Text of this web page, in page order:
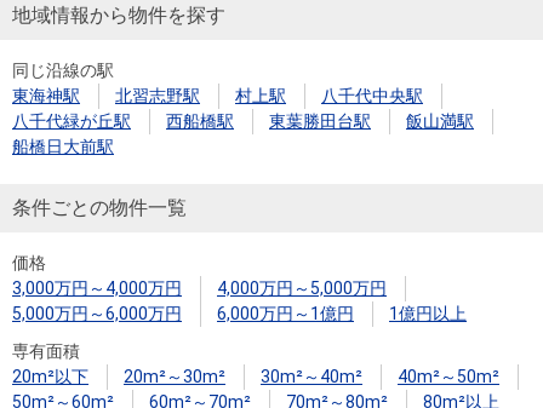
地域情報から物件を探す
同じ沿線の駅
東海神駅
北習志野駅 村上駅
八千代中央駅
八千代緑が丘駅
西船橋駅 東葉勝田台駅
飯山満駅
船橋日大前駅
条件ごとの物件一覧
価格
3,000万円～4,000万円
4,000万円～5,000万円
5,000万円～6,000万円
6,000万円～1億円
1億円以上
専有面積
20m²以下
20m²～30m² 30m²～40m²
40m²～50m²
50m²～60m²
60m²～70m² 70m²～80m²
80m²以上